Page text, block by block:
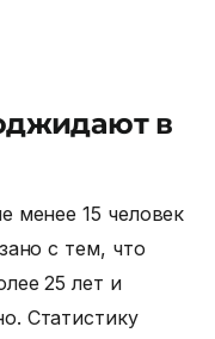
в
менее 15 человек
с тем, что
25 лет и
Статистику